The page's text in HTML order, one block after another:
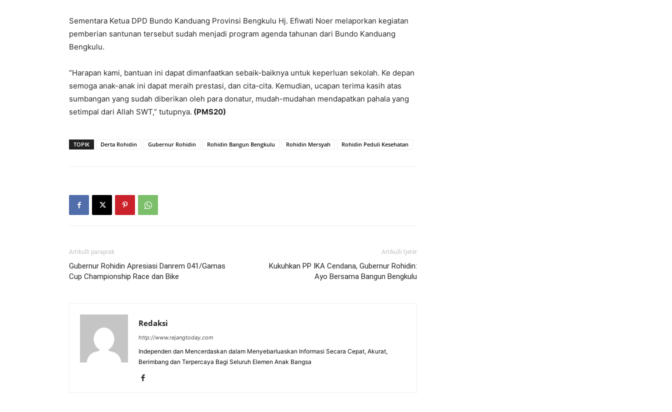
Sementara Ketua DPD Bundo Kanduang Provinsi Bengkulu Hj. Efiwati Noer melaporkan kegiatan
pemberian santunan tersebut sudah menjadi program agenda tahunan dari Bundo Kanduang
Bengkulu.
“Harapan kami, bantuan ini dapat dimanfaatkan sebaik-baiknya untuk keperluan sekolah. Ke depan
semoga anak-anak ini dapat meraih prestasi, dan cita-cita. Kemudian, ucapan terima kasih atas
sumbangan yang sudah diberikan oleh para donatur, mudah-mudahan mendapatkan pahala yang
setimpal dari Allah SWT,” tutupnya. (PMS20)
TOPIK Derta Rohidin Gubernur Rohidin Rohidin Bangun Bengkulu Rohidin Mersyah Rohidin Peduli Kesehatan
Artikulli paraprak
Gubernur Rohidin Apresiasi Danrem 041/Gamas
Cup Championship Race dan Bike
Artikulli tjetër
Kukuhkan PP IKA Cendana, Gubernur Rohidin:
Ayo Bersama Bangun Bengkulu
Redaksi
http://www.rejangtoday.com
Independen dan Mencerdaskan dalam Menyebarluaskan Informasi Secara Cepat, Akurat,
Berimbang dan Terpercaya Bagi Seluruh Elemen Anak Bangsa